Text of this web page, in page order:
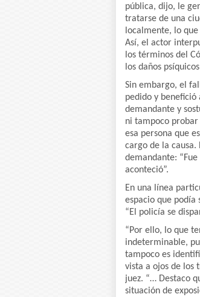
pública, dijo, le
tratarse de una
localmente, lo
Así, el actor
los términos del
los daños
Sin embargo, el
pedido y benefició
demandante y
ni tampoco
esa persona que
cargo de la
demandante:
aconteció”.
En una línea
espacio que podía
“El policía se
“Por ello, lo que
indeterminable,
tampoco es
vista a ojos de los
juez. “… Destaco
situación de